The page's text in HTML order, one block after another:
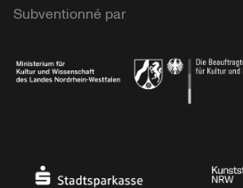
Subventionné par